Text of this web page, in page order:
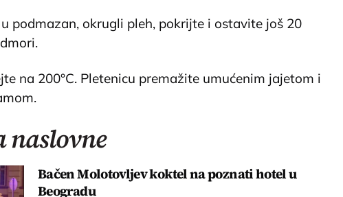
podmazan, okrugli pleh, pokrijte i ostavite još 20
na 200°C. Pletenicu premažite umućenim jajetom i
naslovne
Bačen Molotovljev koktel na poznati hotel u
Beogradu